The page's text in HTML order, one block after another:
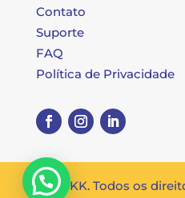
Contato
Suporte
FAQ
Política de Privacidade
© OKK. Todos os
Posso ajudar?